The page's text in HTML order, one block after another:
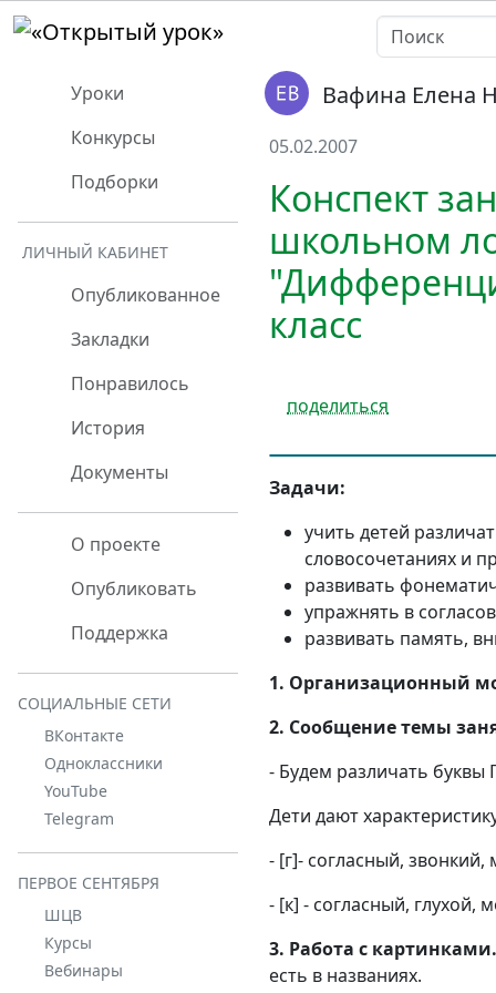
Уроки
Конкурсы
Подборки
ЛИЧНЫЙ КАБИНЕТ
Опубликованное
Закладки
Понравилось
История
Документы
О проекте
Опубликовать
Поддержка
СОЦИАЛЬНЫЕ СЕТИ
ВКонтакте
Одноклассники
YouTube
Telegram
ПЕРВОЕ СЕНТЯБРЯ
ШЦВ
Курсы
Вебинары
Вафина Елена
05.02.2007
Конспект
школьном
класс
поделиться
Задачи:
учить детей
словосочетаниях и
развивать
упражнять в
развивать память,
1. Организационный
2. Сообщение темы
- Будем различать буквы
Дети дают
- [г]- согласный,
- [к] - согласный,
3. Работа с картинками.
есть в названиях.